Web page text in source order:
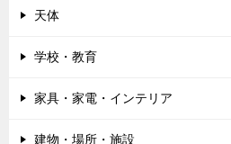
天体
学校・教育
家具・家電・インテリア
建物・場所・施設